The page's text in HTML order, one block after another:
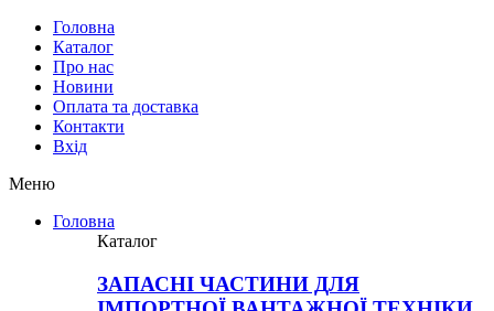
Головна
Каталог
Про нас
Новини
Оплата та доставка
Контакти
Вхiд
Меню
Головна
Каталог
ЗАПАСНІ ЧАСТИНИ ДЛЯ